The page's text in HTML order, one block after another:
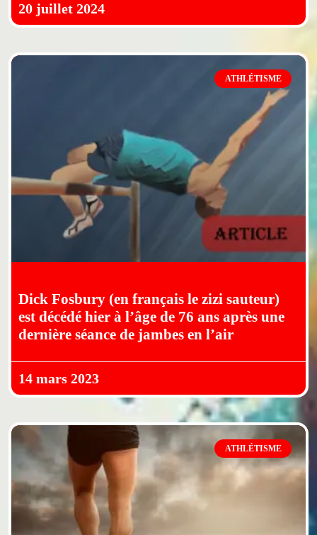
20 juillet 2024
ATHLÉTISME
Dick Fosbury (en français le zizi sauteur)
est décédé hier à l’âge de 76 ans après une
dernière séance de jambes en l’air
14 mars 2023
ATHLÉTISME